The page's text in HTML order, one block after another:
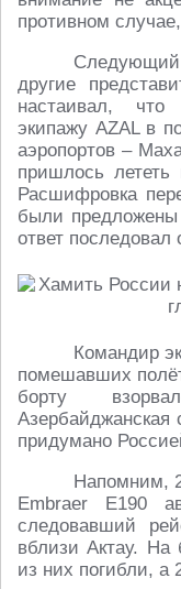
противном
другие
настаивал, что
экипажу AZAL в
аэропортов –
пришлось
Расшифровка
были
ответ последовал
Командир
помешавших
борту
Азербайджанская
придумано
Напомним,
Embraer Е190
следовавший
вблизи Актау. На
из них погибли, а